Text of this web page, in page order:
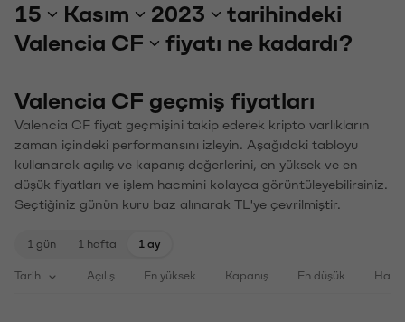
15 Kasım 2023
tarihindeki
Valencia CF
fiyatı ne kadardı?
Valencia CF geçmiş fiyatları
Valencia CF fiyat geçmişini takip ederek kripto varlıkların
zaman içindeki performansını izleyin. Aşağıdaki tabloyu
kullanarak açılış ve kapanış değerlerini, en yüksek ve en
düşük fiyatları ve işlem hacmini kolayca görüntüleyebilirsiniz.
Seçtiğiniz günün kuru baz alınarak TL'ye çevrilmiştir.
1 gün 1 hafta 1 ay
Tarih Açılış En yüksek Kapanış En düşük